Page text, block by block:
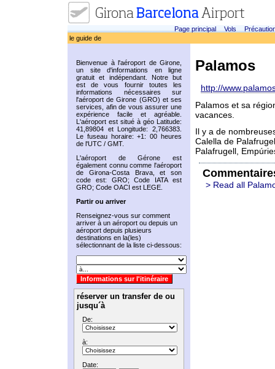
Page principal Vols
le guide de
Bienvenue à l'aéroport de Girone,
un site d'informations en ligne
gratuit et indépendant. Notre but
est de vous fournir toutes les
informations nécessaires sur
l'aéroport de Girone (GRO) et ses
services, afin de vous assurer une
expérience facile et agréable.
L'aéroport est situé à géo Latitude:
41,89804 et Longitude: 2,766383.
Le fuseau horaire: +1: 00 heures
de l'UTC / GMT.
L'aéroport de Gérone est
également connu comme l'aéroport
de Girona-Costa Brava, et son
code est: GRO; Code IATA est
GRO; Code OACI est LEGE.
Partir ou arriver
Renseignez-vous sur comment
arriver à un aéroport ou depuis un
aéroport depuis plusieurs
destinations en la(les)
sélectionnant de la liste ci-dessous:
réserver un transfer de ou
jusqu´à
De:
à:
Date:
Palamos
http://
Palamos et sa
vacances.
Il y a de
Calella de
Palafrugell,
> Read all